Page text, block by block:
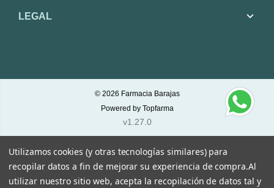
LEGAL
© 2026 Farmacia Barajas
Powered by Topfarma
v1.27.0
Utilizamos cookies (y otras tecnologías similares) para
recopilar datos a fin de mejorar su experiencia de compra.Al
utilizar nuestro sitio web, acepta la recopilación de datos tal y